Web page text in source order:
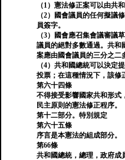
（1）憲法修正案可以由共
（2）國會議員的任何擬議
員簽字。
（3）國會應召集會議審議
議員的絕對多數通過。共和
案應由國會議員的三分之二
（4）共和國總統可以決定
投票；在這種情況下，該修
第六十四條
不得接受影響國家共和形式
民主原則的憲法修正程序。
第十二部分。特別規定
第六十五條
序言是本憲法的組成部分。
第66條
共和國總統，總理，政府成